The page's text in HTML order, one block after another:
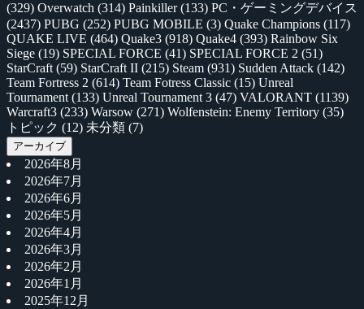
(329) Overwatch (314) Painkiller(133) PC・ゲーミングデバイス
(2437) PUBG (252) PUBG MOBILE (3) Quake Champions (117)
QUAKE LIVE (464) Quake3 (918) Quake4 (393) Rainbow Six
Siege (19) SPECIAL FORCE (41) SPECIAL FORCE 2 (51)
StarCraft (59) StarCraft II (215) Steam (931) Sudden Attack (142)
Team Fortress 2 (614) Team Fotress Classic (15) Unreal
Tournament (133) Unreal Tournament 3 (47) VALORANT (1139)
Warcraft3 (233) Warsow (271) Wolfenstein: Enemy Territory (35)
トピック (12) 未分類 (7)
アーカイブ
2026年8月
2026年7月
2026年6月
2026年5月
2026年4月
2026年3月
2026年2月
2026年1月
2025年12月